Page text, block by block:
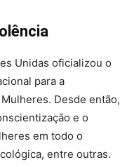
Unidas oficializou o
para a
Desde então,
e o
em todo o
entre outras.